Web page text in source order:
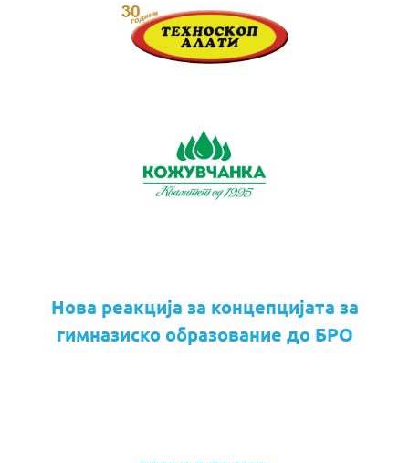
Нова реакција за концепцијата за
гимназиско образование до БРО